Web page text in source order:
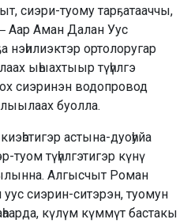
сиэри-туому тарҕатааччы,
Аар Аман Далан Уус
нэһилиэктэр ортолоругар
ыһыахтыыр түһүлгэ
сиэринэн водопровод
буолла.
астына-дуоһуйа
туом түһүлгэтигэр күнү
Алгысчыт Роман
сиэрин-ситэрэн, туомун
күлүм күммүт бастакы